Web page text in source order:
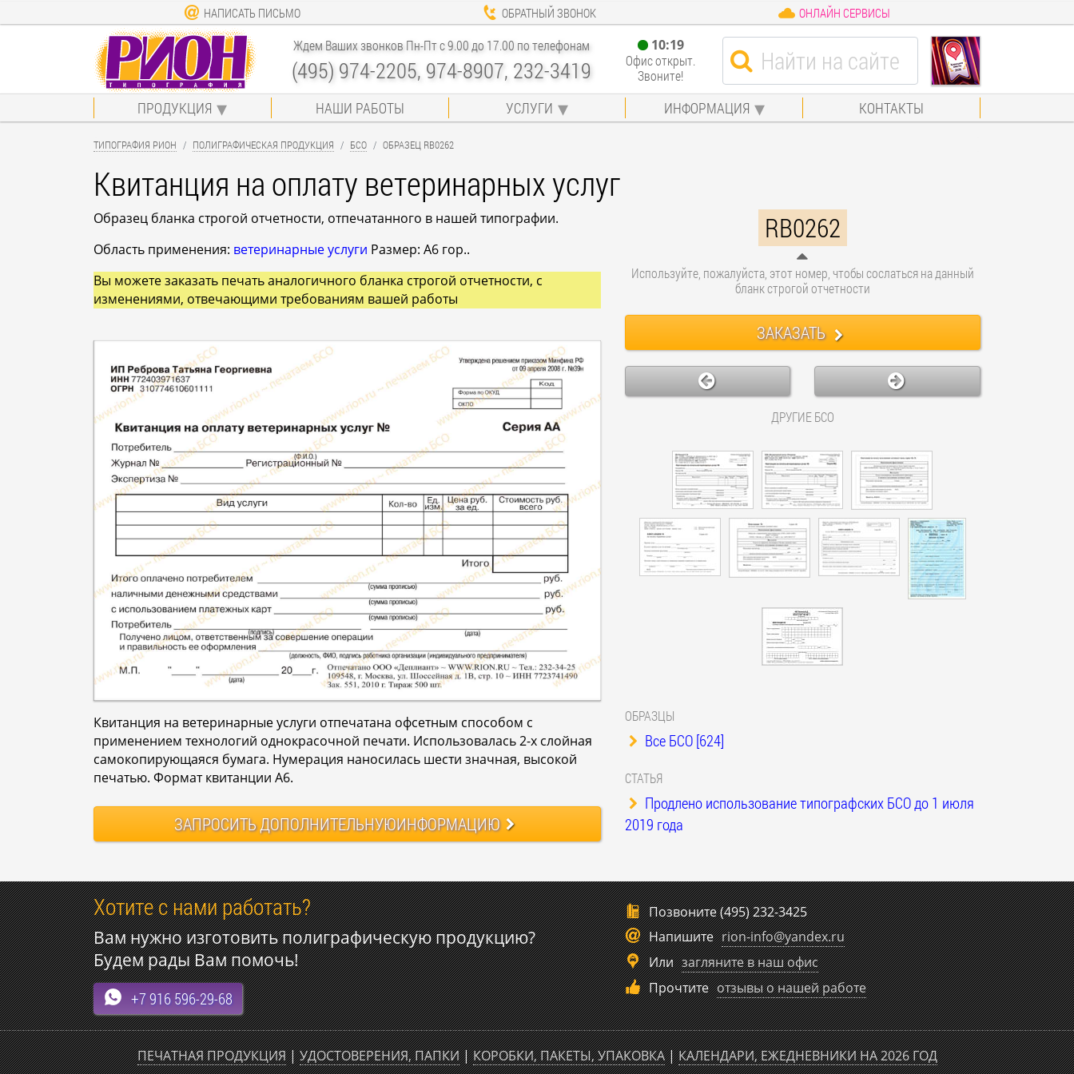
НАПИСАТЬ ПИСЬМО ОБРАТНЫЙ ЗВОНОК ОНЛАЙН СЕРВИСЫ
Ждем Ваших звонков Пн-Пт с 9.00 до 17.00 по телефонам
(495) 974-2205, 974-8907, 232-3419
10:19
Офис открыт.
Звоните!
ПРОДУКЦИЯ НАШИ РАБОТЫ УСЛУГИ ИНФОРМАЦИЯ КОНТАКТЫ
ТИПОГРАФИЯ РИОН ПОЛИГРАФИЧЕСКАЯ ПРОДУКЦИЯ БСО ОБРАЗЕЦ RB0262
Квитанция на оплату ветеринарных услуг
Образец бланка строгой отчетности, отпечатанного в нашей типографии.
Область применения: ветеринарные услуги Размер: A6 гор..
Вы можете заказать печать аналогичного бланка строгой отчетности, с
изменениями, отвечающими требованиям вашей работы
Квитанция на ветеринарные услуги отпечатана офсетным способом с
применением технологий однокрасочной печати. Использовалась 2-х слойная
самокопирующаяся бумага. Нумерация наносилась шести значная, высокой
печатью. Формат квитанции А6.
ЗАПРОСИТЬДОПОЛНИТЕЛЬНУЮИНФОРМАЦИЮ
RB0262
Используйте, пожалуйста, этот номер, чтобы сослаться на данный
бланк строгой отчетности
ЗАКАЗАТЬ
ДРУГИЕ БСО
ОБРАЗЦЫ
Все БСО [624]
СТАТЬЯ
Продлено использование типографских БСО до 1 июля
2019 года
Хотите с нами работать?
Вам нужно изготовить полиграфическую продукцию?
Будем рады Вам помочь!
+7 916 596-29-68
Позвоните(495) 232-3425
Напишите rion-info@yandex.ru
Или загляните в наш офис
Прочтите отзывы о нашей работе
ПЕЧАТНАЯ ПРОДУКЦИЯ|УДОСТОВЕРЕНИЯ, ПАПКИ|КОРОБКИ, ПАКЕТЫ, УПАКОВКА|КАЛЕНДАРИ, ЕЖЕДНЕВНИКИ НА 2026 ГОД